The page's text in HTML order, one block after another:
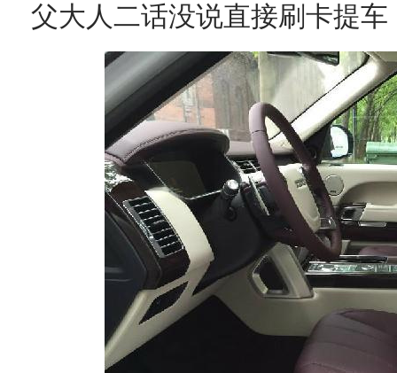
父大人二话没说直接刷卡提车